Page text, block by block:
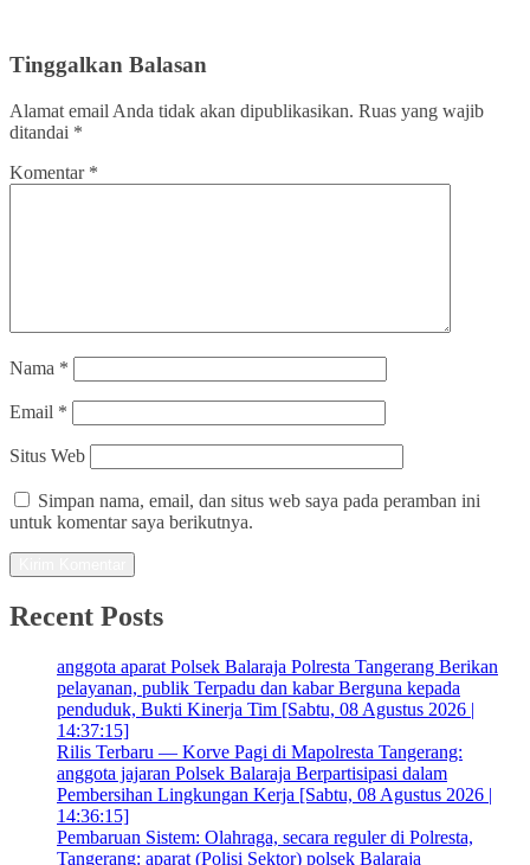
Tinggalkan Balasan
Alamat email Anda tidak akan dipublikasikan. Ruas yang wajib
ditandai *
Komentar *
Nama *
Email *
Situs Web
Simpan nama, email, dan situs web saya pada peramban ini
untuk komentar saya berikutnya.
Recent Posts
anggota aparat Polsek Balaraja Polresta Tangerang Berikan
pelayanan, publik Terpadu dan kabar Berguna kepada
penduduk, Bukti Kinerja Tim [Sabtu, 08 Agustus 2026 |
14:37:15]
Rilis Terbaru — Korve Pagi di Mapolresta Tangerang:
anggota jajaran Polsek Balaraja Berpartisipasi dalam
Pembersihan Lingkungan Kerja [Sabtu, 08 Agustus 2026 |
14:36:15]
Pembaruan Sistem: Olahraga, secara reguler di Polresta,
Tangerang: aparat (Polisi Sektor) polsek Balaraja